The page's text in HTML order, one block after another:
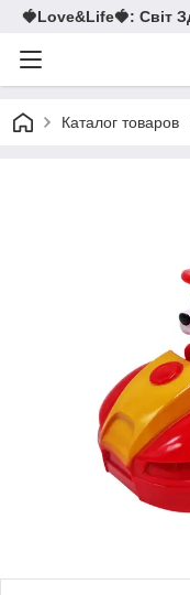
🍓Love&Life🍓: Світ
Каталог товаров